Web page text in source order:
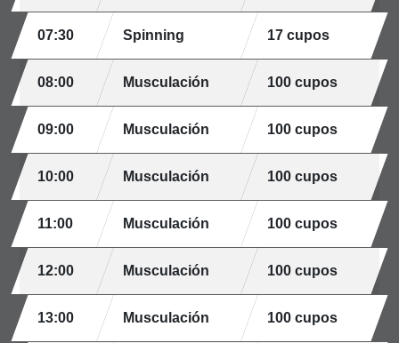
07:30 Spinning 17 cupos
08:00 Musculación 100 cupos
09:00 Musculación 100 cupos
10:00 Musculación 100 cupos
11:00 Musculación 100 cupos
12:00 Musculación 100 cupos
13:00 Musculación 100 cupos